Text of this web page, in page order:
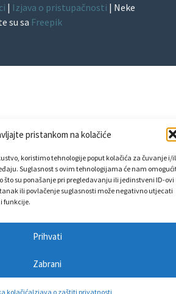
pristankom na kolačiće
koristimo tehnologije poput kolačića za čuvanje i/
Suglasnost s ovim tehnologijama će nam
što su ponašanje pri pregledavanju ili jedinstveni ID-ovi
ili povlačenje suglasnosti može negativno utjecati
funkcije.
Prihvati
Zabrani
kolačićaIzjava o zaštiti privatnosti
| Izjava o pristupačnosti | Neke
su sa Freepik